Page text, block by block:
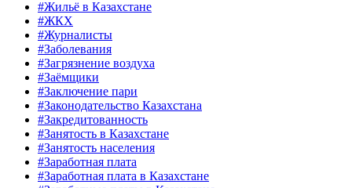
#Жильё в Казахстане
#ЖКХ
#Журналисты
#Заболевания
#Загрязнение воздуха
#Заёмщики
#Заключение пари
#Законодательство Казахстана
#Закредитованность
#Занятость в Казахстане
#Занятость населения
#Заработная плата
#Заработная плата в Казахстане